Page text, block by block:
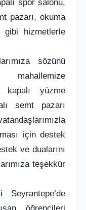
pazarı, okuma
hizmetlerle
sözünü
kapalı yüzme
semt pazarı
için destek
ve dualarını
teşekkür
öğrencileri